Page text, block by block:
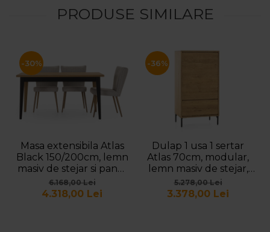
PRODUSE SIMILARE
-30%
Masa extensibila Atlas
Black 150/200cm, lemn
masiv de stejar si panel
furniruit, finisaj Castle
Oak si Nero, stil modern
6.168,00 Lei
4.318,00 Lei
-36%
Dulap 1 usa 1 sertar
Atlas 70cm, modular,
lemn masiv de stejar,
finisaj Castle Oak,
picioare metalice,
5.278,00 Lei
3.378,00 Lei